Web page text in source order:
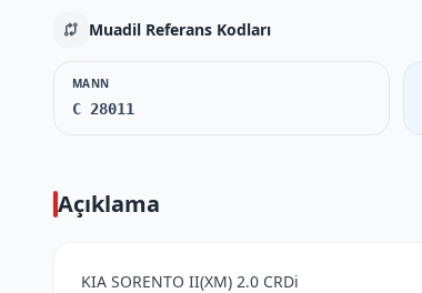
Muadil Referans Kodları
MANN
C 28011
Açıklama
KIA SORENTO II(XM) 2.0 CRDi